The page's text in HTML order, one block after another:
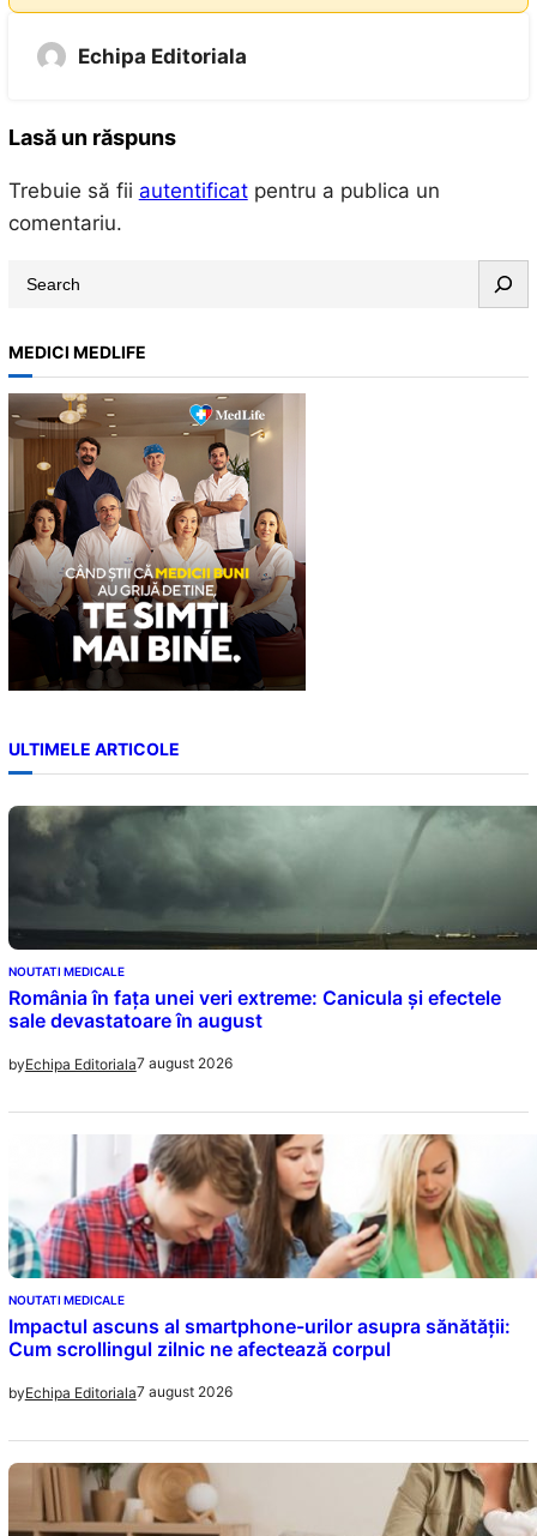
Echipa Editoriala
Lasă un răspuns
Trebuie să fii autentificatpentru a publica un
comentariu.
a
r
c
h
MEDICI MEDLIFE
ULTIMELE ARTICOLE
NOUTATI MEDICALE
România în fața unei veri extreme: Canicula și efectele
sale devastatoare în august
byEchipa Editoriala7 august 2026
NOUTATI MEDICALE
Impactul ascuns al smartphone-urilor asupra sănătății:
Cum scrollingul zilnic ne afectează corpul
byEchipa Editoriala7 august 2026